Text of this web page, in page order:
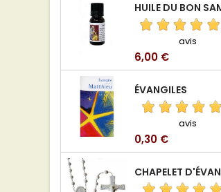
avis
Prix
6,00 €
ÉVANGILES
avis
Prix
0,30 €